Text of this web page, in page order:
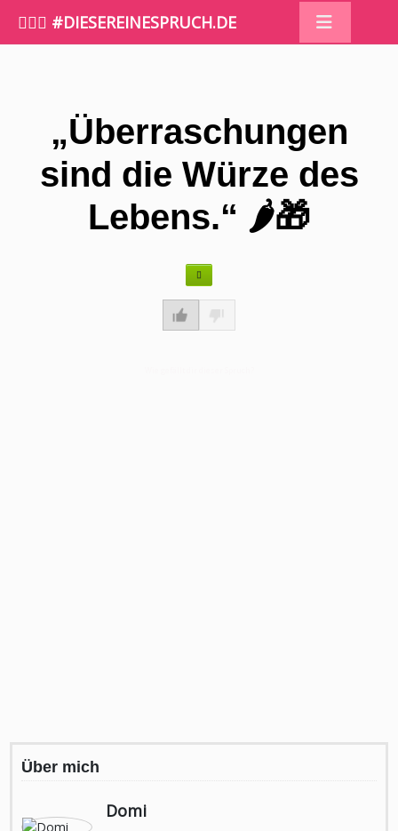
🤷🏼‍♀️ #DIESEREINESPRUCH.DE
„Überraschungen
sind die Würze des
Lebens.“ 🌶️🎁
Über mich
Domi